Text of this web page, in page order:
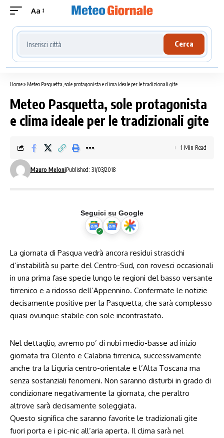
Aa
Cerca località meteo
Cerca
Home» Meteo Pasquetta, sole protagonista e clima ideale per le tradizionali gite
Meteo Pasquetta, sole protagonista
e clima ideale per le tradizionali gite
Mauro MeloniPublished: 31/03/2018
1 Min Read
Seguici su Google
La giornata di Pasqua vedrà ancora residui strascichi
d’instabilità su parte del Centro-Sud, con rovesci occasionali
in una prima fase specie lungo le regioni del basso versante
tirrenico e a ridosso dell’Appennino. Confermate le notizie
decisamente positive per la Pasquetta, che sarà complesso
quasi ovunque stabile con sole incontrastato.
Nel dettaglio, avremo po’ di nubi medio-basse ad inizio
giornata tra Cilento e Calabria tirrenica, successivamente
anche tra la Liguria centro-orientale e l’Alta Toscana ma
senza sostanziali fenomeni. Non saranno disturbi in grado di
condizionare negativamente la giornata, che peraltro
altrove sarà decisamente soleggiata.
Questo significa che saranno favorite le tradizionali gite
fuori porta e i pic-nic all’aria aperta. Il clima sarà nel